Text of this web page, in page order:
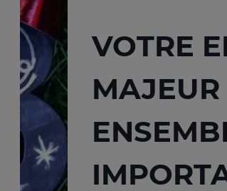
VOTRE
MAJEUR